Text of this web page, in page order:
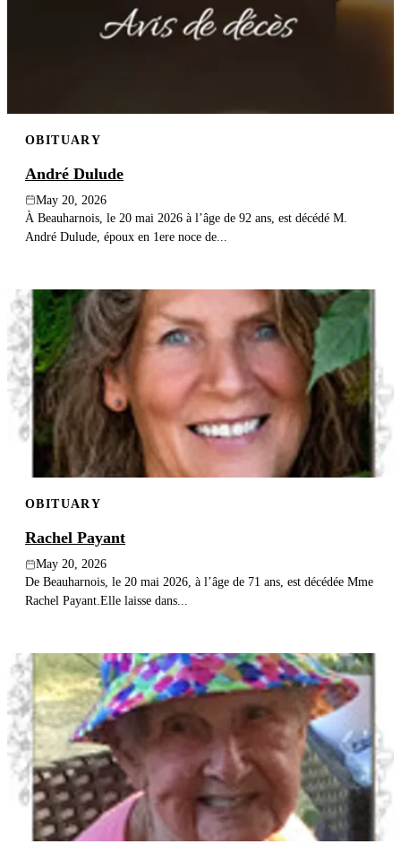
OBITUARY
André Dulude
May 20, 2026
À Beauharnois, le 20 mai 2026 à l’âge de 92 ans, est décédé M.
André Dulude, époux en 1ere noce de...
OBITUARY
Rachel Payant
May 20, 2026
De Beauharnois, le 20 mai 2026, à l’âge de 71 ans, est décédée Mme
Rachel Payant.Elle laisse dans...